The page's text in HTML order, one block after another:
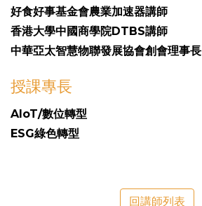
好食好事基金會農業加速器講師
香港大學中國商學院DTBS講師
中華亞太智慧物聯發展協會創會理事長
授課專長
AIoT/數位轉型
ESG綠色轉型
回講師列表